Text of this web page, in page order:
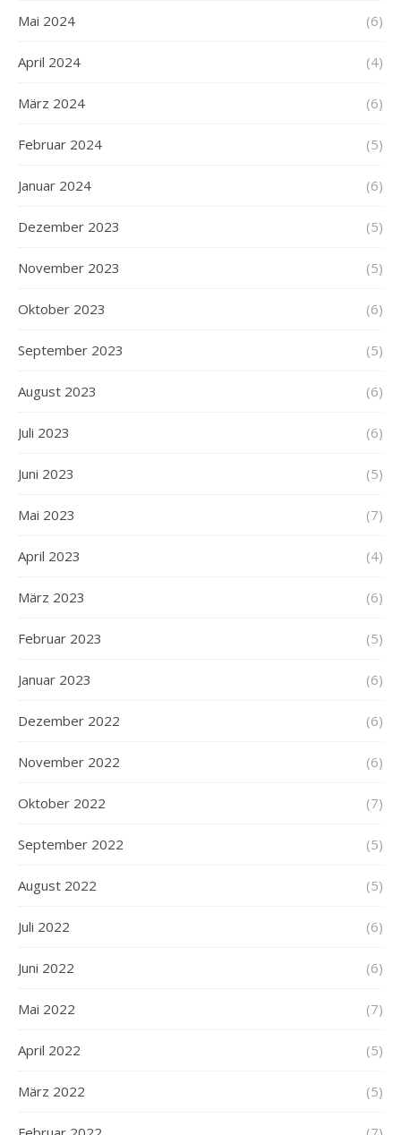
Mai 2024 (6)
April 2024 (4)
März 2024 (6)
Februar 2024 (5)
Januar 2024 (6)
Dezember 2023 (5)
November 2023 (5)
Oktober 2023 (6)
September 2023 (5)
August 2023 (6)
Juli 2023 (6)
Juni 2023 (5)
Mai 2023 (7)
April 2023 (4)
März 2023 (6)
Februar 2023 (5)
Januar 2023 (6)
Dezember 2022 (6)
November 2022 (6)
Oktober 2022 (7)
September 2022 (5)
August 2022 (5)
Juli 2022 (6)
Juni 2022 (6)
Mai 2022 (7)
April 2022 (5)
März 2022 (5)